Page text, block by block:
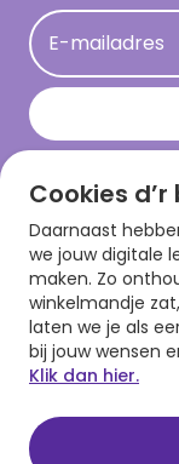
Acties
Persberichten
Hallmark en
E-mailadres
Download
Cookies d’r
Daarnaast
we jouw digitale
maken. Zo
winkelmandje
laten we je als
bij jouw wensen
Klik dan hier.